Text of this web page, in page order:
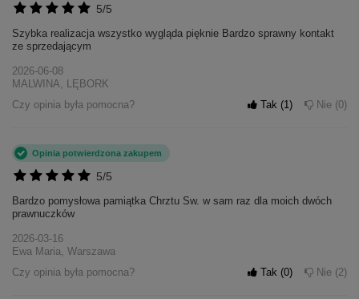
5/5
Szybka realizacja wszystko wygląda pięknie Bardzo sprawny kontakt
ze sprzedającym
2026-06-08
MALWINA, LĘBORK
Czy opinia była pomocna?
Tak 1 Nie 0
5/5
Opinia potwierdzona zakupem
Bardzo pomysłowa pamiątka Chrztu Sw. w sam raz dla moich dwóch
prawnuczków
2026-03-16
Ewa Maria, Warszawa
Czy opinia była pomocna?
Tak 0 Nie 2